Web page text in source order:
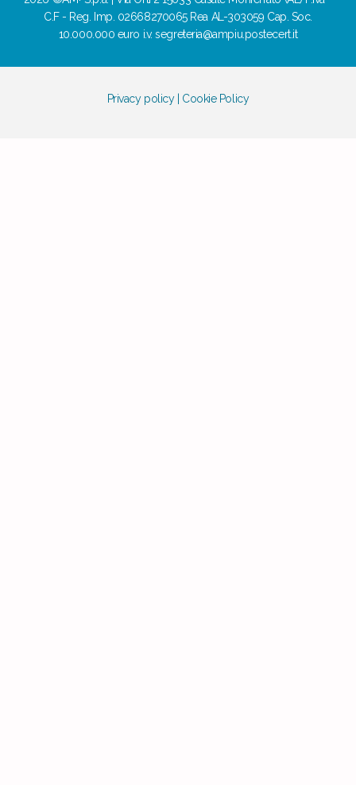
C.F - Reg. Imp. 02668270065 Rea AL-303059 Cap. Soc.
10.000.000 euro i.v. segreteria@ampiu.postecert.it
Privacy policy| Cookie Policy